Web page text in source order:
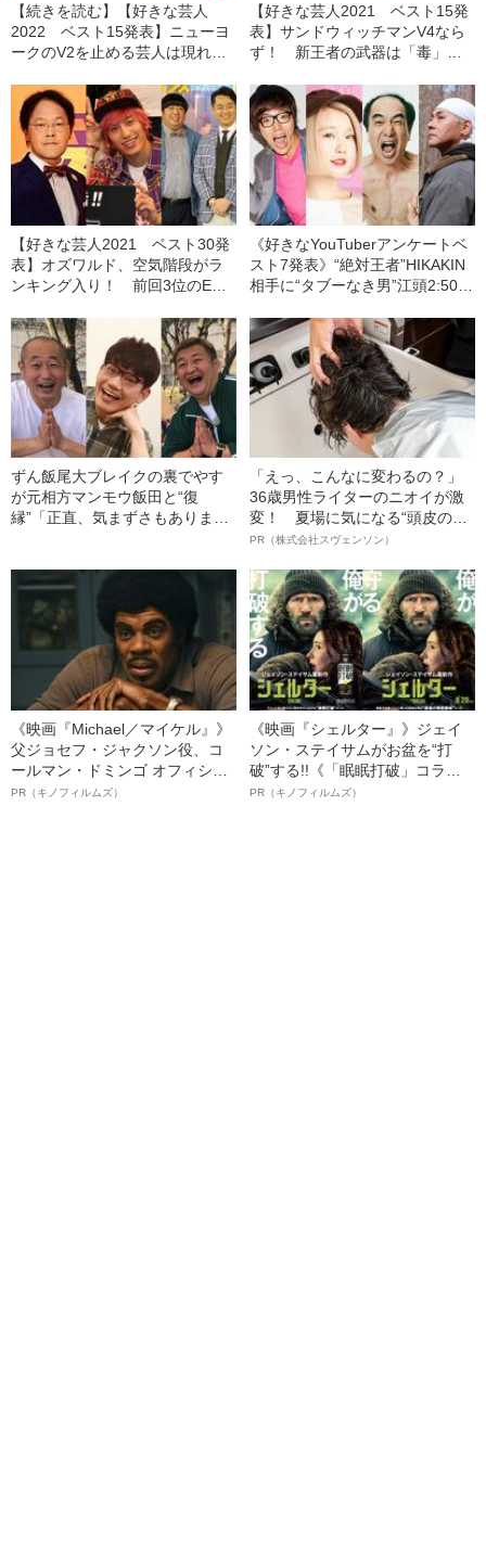
【続きを読む】【好きな芸人
2022 ベスト15発表】ニューヨ
ークのV2を止める芸人は現れる
来てダウンタウンの躍進も
【好きな芸人2021 ベスト15発
表】サンドウィッチマンV4なら
ず！ 新王者の武器は「毒」、
【好きな芸人2021 ベスト30発
表】オズワルド、空気階段がラ
ンキング入り！ 前回3位のEXIT
《好きなYouTuberアンケートベ
スト7発表》“絶対王者”HIKAKIN
相手に“タブーなき男”江頭2:50が
え、堂々1位に輝いたのは？
ずん飯尾大ブレイクの裏でやす
が元相方マンモウ飯田と“復
縁”「正直、気まずさもありまし
思議な三角関係》
「えっ、こんなに変わるの？」
36歳男性ライターのニオイが激
変！ 夏場に気になる“頭皮のニ
オイ”や“ベタつき”を解消す
ト”が生み出した徹底ケアとは
PR（株式会社スヴェンソン）
《映画『Michael／マイケル』》
父ジョセフ・ジャクソン役、コ
ールマン・ドミンゴ オフィシャ
ルインタビュー“観客を魅了した
PR（キノフィルムズ）
《映画『シェルター』》ジェイ
ソン・ステイサムがお盆を“打
破”する!!《「眠眠打破」コラ
ボ》
PR（キノフィルムズ）